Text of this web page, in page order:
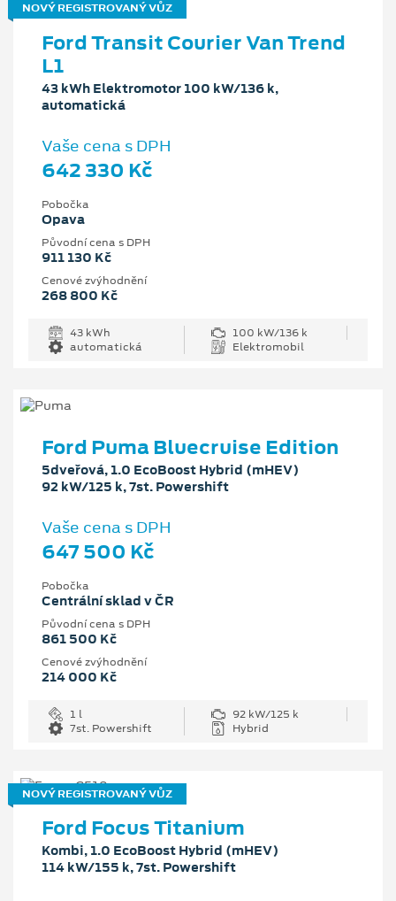
NOVÝ REGISTROVANÝ VŮZ
Ford Transit Courier Van Trend
L1
43 kWh Elektromotor 100 kW/136 k,
automatická
Vaše cena s DPH
642 330 Kč
Pobočka
Opava
Původní cena s DPH
911 130 Kč
Cenové zvýhodnění
268 800 Kč
43 kWh
100 kW/136 k
automatická
Elektromobil
Ford Puma Bluecruise Edition
5dveřová, 1.0 EcoBoost Hybrid (mHEV)
92 kW/125 k, 7st. Powershift
Vaše cena s DPH
647 500 Kč
Pobočka
Centrální sklad v ČR
Původní cena s DPH
861 500 Kč
Cenové zvýhodnění
214 000 Kč
1 l
92 kW/125 k
7st. Powershift
Hybrid
NOVÝ REGISTROVANÝ VŮZ
Ford Focus Titanium
Kombi, 1.0 EcoBoost Hybrid (mHEV)
114 kW/155 k, 7st. Powershift